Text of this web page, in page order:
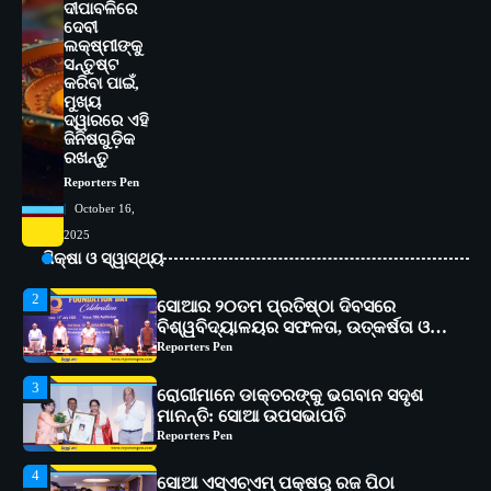
ଦୀପାବଳିରେ
ଦେବୀ
ଲକ୍ଷ୍ମୀଙ୍କୁ
ସନ୍ତୁଷ୍ଟ
କରିବା ପାଇଁ,
ମୁଖ୍ୟ
ଦ୍ୱାରରେ ଏହି
ଜିନିଷଗୁଡ଼ିକ
ରଖନ୍ତୁ
Reporters Pen
October 16,
2025
ଶିକ୍ଷା ଓ ସ୍ୱାସ୍ଥ୍ୟ
5
1
2
ଅଗ୍ରଗତିର ସ୍ମୃତିଚାରଣ
Reporters Pen
3
ରୋଗୀମାନେ ଡାକ୍ତରଙ୍କୁ ଭଗବାନ ସଦୃଶ
ମାନନ୍ତି: ସୋଆ ଉପସଭାପତି
Reporters Pen
4
ସୋଆ ଏସ୍‌ଏଚ୍‌ଏମ୍ ପକ୍ଷରୁ ରଜ ପିଠା
ପ୍ରତିଯୋଗିତା ଆୟୋଜିତ
Reporters Pen
5
ଭାରତର ଦ୍ୱିତୀୟ ହସ୍ପିଟାଲ୍ ଭାବେ